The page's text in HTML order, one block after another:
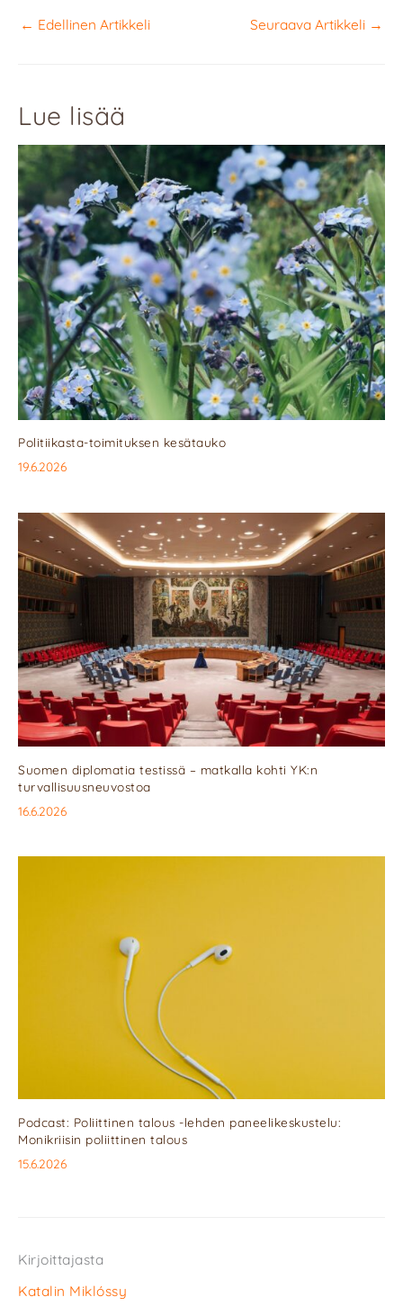
← Edellinen Artikkeli Seuraava Artikkeli →
Lue lisää
Politiikasta-toimituksen kesätauko
19.6.2026
Suomen diplomatia testissä – matkalla kohti YK:n
turvallisuusneuvostoa
16.6.2026
Podcast: Poliittinen talous -lehden paneelikeskustelu:
Monikriisin poliittinen talous
15.6.2026
Kirjoittajasta
Katalin Miklóssy